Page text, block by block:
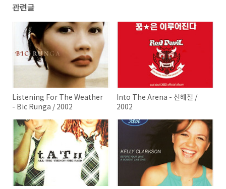
관련글
Listening For The Weather
- Bic Runga / 2002
Into The Arena - 신해철 /
2002